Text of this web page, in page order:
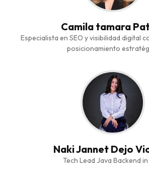
Camila tamara
Especialista en SEO y visibilidad digital
posicionamiento
Naki Jannet Dejo
Tech Lead Java Backend in